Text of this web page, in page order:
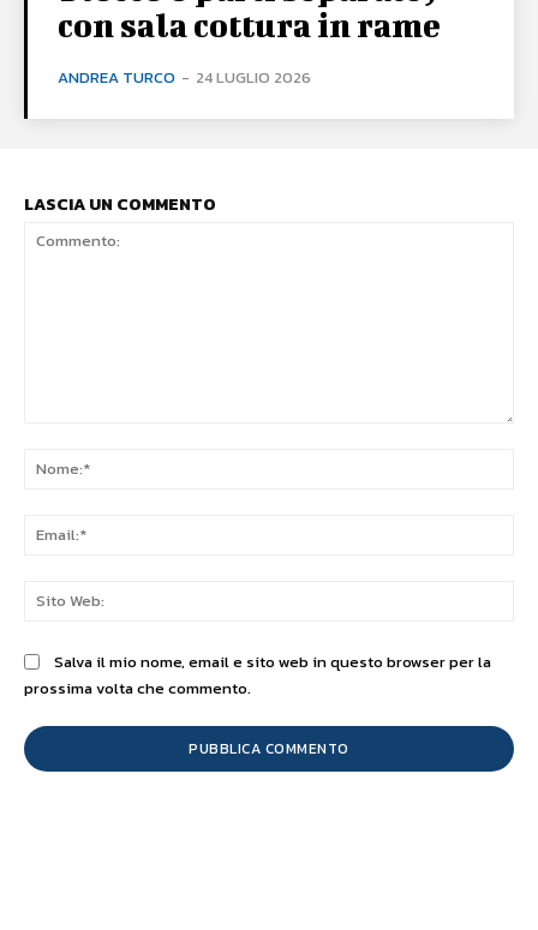
con sala cottura in rame
ANDREA TURCO - 24 LUGLIO 2026
LASCIA UN COMMENTO
Salva il mio nome, email e sito web in questo browser per la
prossima volta che commento.